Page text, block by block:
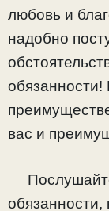
любовь и
надобно
обязанности!
вас и
обязанности,